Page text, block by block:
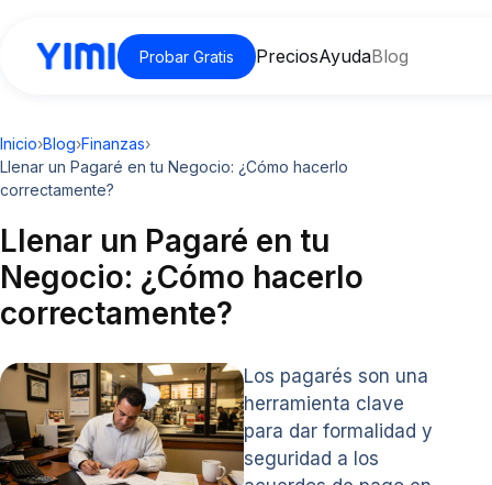
Probar Gratis PreciosAyudaBlog
Inicio›Blog›Finanzas›
Llenar un Pagaré en tu Negocio: ¿Cómo hacerlo
correctamente?
Llenar un Pagaré en tu
Negocio: ¿Cómo hacerlo
correctamente?
Los pagarés son una
herramienta clave
para dar formalidad y
seguridad a los